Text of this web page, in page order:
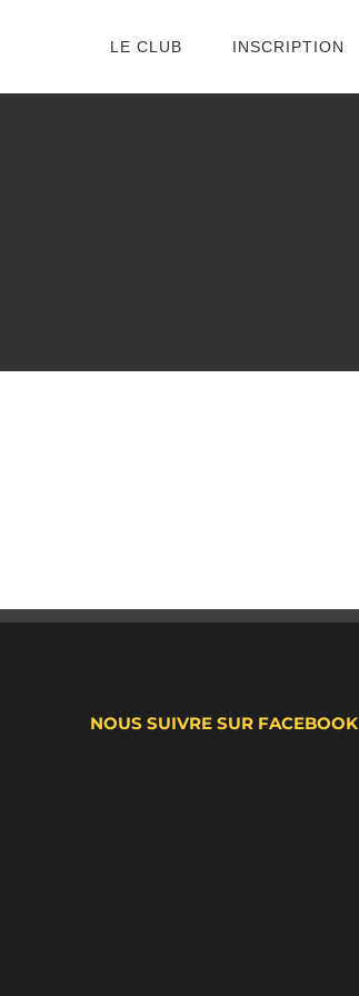
contenu
LE CLUB INSCRIPTION
NOUS SUIVRE SUR FACEBOOK